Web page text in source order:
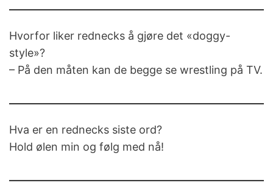
Hvorfor liker rednecks å gjøre det «doggy-
style»?
– På den måten kan de begge se wrestling på TV.
Hva er en rednecks siste ord?
Hold ølen min og følg med nå!